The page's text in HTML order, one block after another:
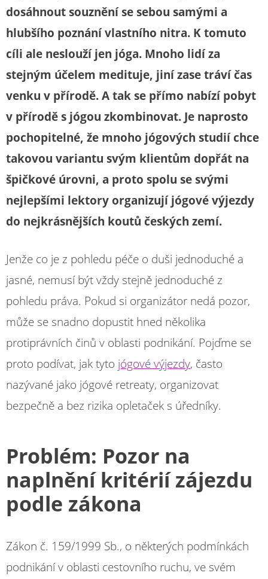
dosáhnout souznění se sebou samými a
hlubšího poznání vlastního nitra. K tomuto
cíli ale neslouží jen jóga. Mnoho lidí za
stejným účelem medituje, jiní zase tráví čas
venku v přírodě. A tak se přímo nabízí pobyt
v přírodě s jógou zkombinovat. Je naprosto
pochopitelné, že mnoho jógových studií chce
takovou variantu svým klientům dopřát na
špičkové úrovni, a proto spolu se svými
nejlepšími lektory organizují jógové výjezdy
do nejkrásnějších koutů českých zemí.
Jenže co je z pohledu péče o duši jednoduché a
jasné, nemusí být vždy stejně jednoduché z
pohledu práva. Pokud si organizátor nedá pozor,
může se snadno dopustit hned několika
protiprávních činů v oblasti podnikání. Pojďme se
proto podívat, jak tyto jógové výjezdy, často
nazývané jako jógové retreaty, organizovat
bezpečně a bez rizika opletaček s úředníky.
Problém: Pozor na
naplnění kritérií zájezdu
podle zákona
Zákon č. 159/1999 Sb., o některých podmínkách
podnikání v oblasti cestovního ruchu, ve svém